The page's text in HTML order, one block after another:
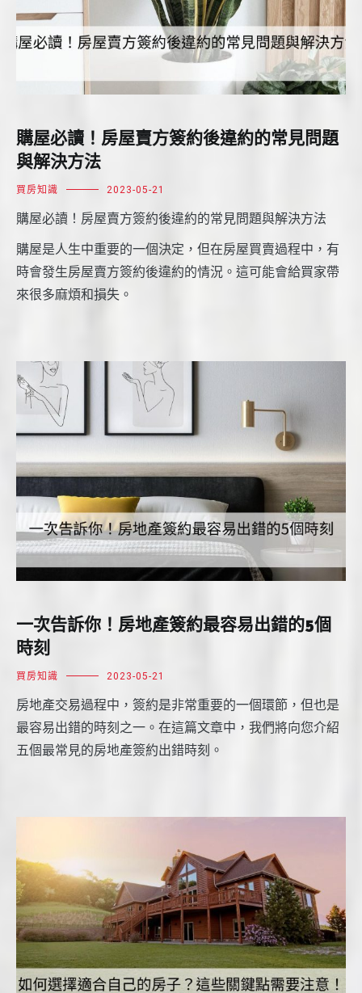
購屋必讀！房屋賣方簽約後違約的常見問題
與解決方法
買房知識 2023-05-21
購屋必讀！房屋賣方簽約後違約的常見問題與解決方法
購屋是人生中重要的一個決定，但在房屋買賣過程中，有
時會發生房屋賣方簽約後違約的情況。這可能會給買家帶
來很多麻煩和損失。
一次告訴你！房地產簽約最容易出錯的5個
時刻
買房知識 2023-05-21
房地產交易過程中，簽約是非常重要的一個環節，但也是
最容易出錯的時刻之一。在這篇文章中，我們將向您介紹
五個最常見的房地產簽約出錯時刻。